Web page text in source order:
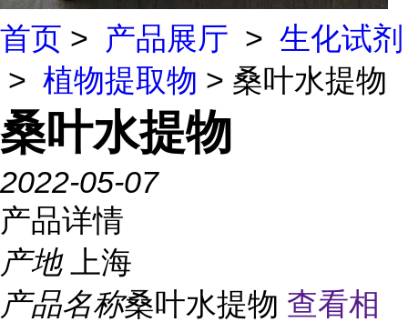
首页 > 产品展厅 > 生化试剂
> 植物提取物 > 桑叶水提物
桑叶水提物
2022-05-07
产品详情
产地
上海
产品名称桑叶水提物 查看相